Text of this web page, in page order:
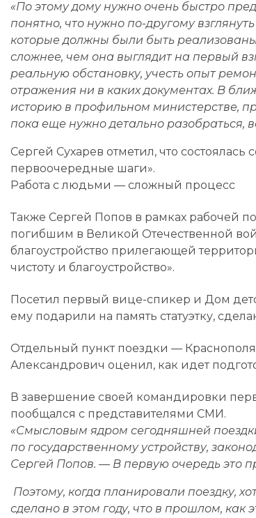
«По этому дому нужно очень быстро
понятно, что нужно по-другому
которые должны были быть
сложнее, чем она выглядит на первый
реальную обстановку, учесть опыт
отражения ни в каких документах. В
историю в профильном министерстве,
пока еще нужно детально разобраться,
Сергей Сухарев отметил, что
первоочередные шаги».
Работа с людьми — сложный процесс
Также Сергей Попов в рамках рабочей
погибшим в Великой Отечественной
благоустройство прилегающей
чистоту и благоустройство».
Посетил первый вице-спикер и Дом
ему подарили на память статуэтку,
Отдельный пункт поездки —
Александрович оценил, как идет
В завершение своей командировки
пообщался с представителями СМИ.
«Смысловым ядром сегодняшней
по государственному устройству,
Сергей Попов. — В первую очередь это
Поэтому, когда планировали поездку,
сделано в этом году, что в прошлом, как